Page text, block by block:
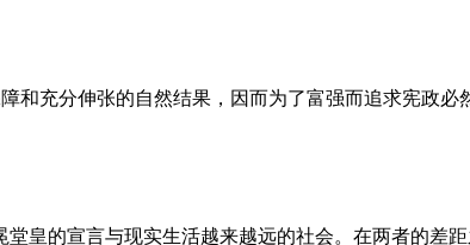
和充分伸张的自然结果，因而为了富强而追求宪政
皇的宣言与现实生活越来越远的社会。在两者的差